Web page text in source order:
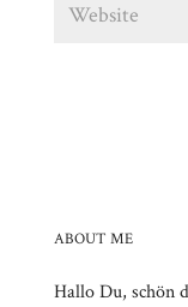
ABOUT ME
Hallo Du, schön